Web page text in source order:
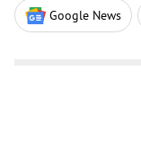
Google News